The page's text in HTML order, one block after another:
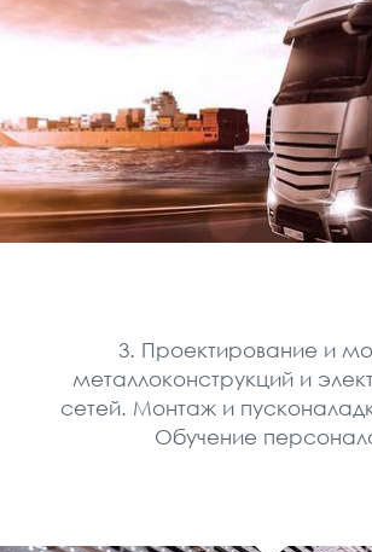
3. Проектирование и
металлоконструкций и
сетей. Монтаж и
Обучение